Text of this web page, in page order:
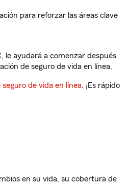
para reforzar las áreas clave
le ayudará a comenzar después
de seguro de vida en línea.
de vida en línea. ¡Es rápido
en su vida, su cobertura de